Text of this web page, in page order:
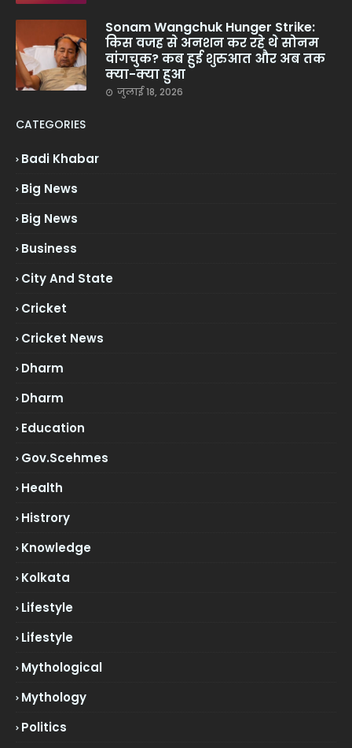
Sonam Wangchuk Hunger Strike:
किस वजह से अनशन कर रहे थे सोनम
वांगचुक? कब हुई शुरुआत और अब तक
क्या-क्या हुआ
जुलाई 18, 2026
CATEGORIES
Badi Khabar
Big News
Big News
Business
City And State
Cricket
Cricket News
Dharm
Dharm
Education
Gov.scehmes
Health
Histrory
Knowledge
Kolkata
Lifestyle
Lifestyle
Mythological
Mythology
Politics